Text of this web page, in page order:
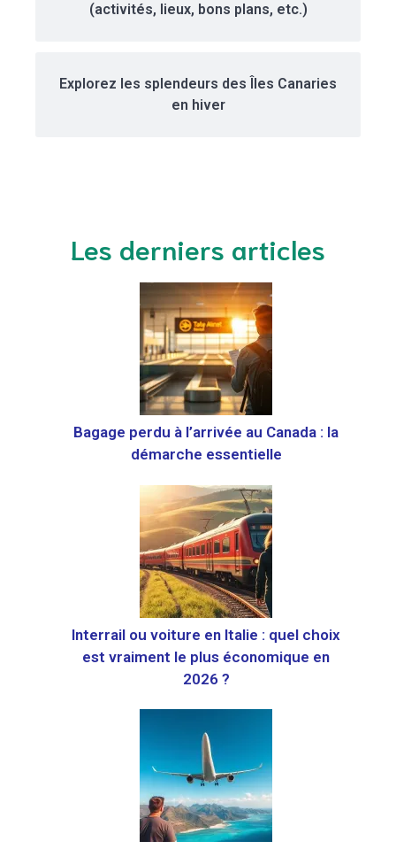
(activités, lieux, bons plans, etc.)
Explorez les splendeurs des Îles Canaries
en hiver
Les derniers articles
Bagage perdu à l’arrivée au Canada : la
démarche essentielle
Interrail ou voiture en Italie : quel choix
est vraiment le plus économique en
2026 ?